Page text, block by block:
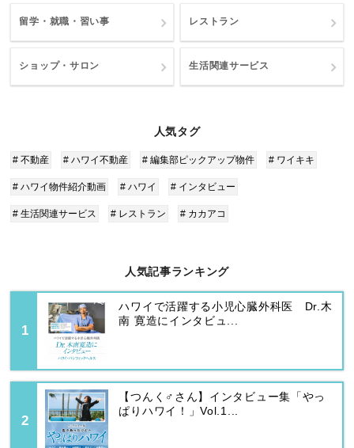
留学・就職・習い事 レストラン
ショップ・サロン 生活関連サービス
人気タグ
# 不動産 # ハワイ不動産 # 編集部ピックアップ物件 # ワイキキ
# ハワイ物件紹介動画 # ハワイ # インタビュー
# 生活関連サービス # レストラン # カカアコ
人気記事ランキング
ハワイで活躍する小児心臓外科医 Dr.木
南 寛造にインタビュ...
【つんく♂さん】インタビュー集「やっ
ぱりハワイ！」Vol.1...